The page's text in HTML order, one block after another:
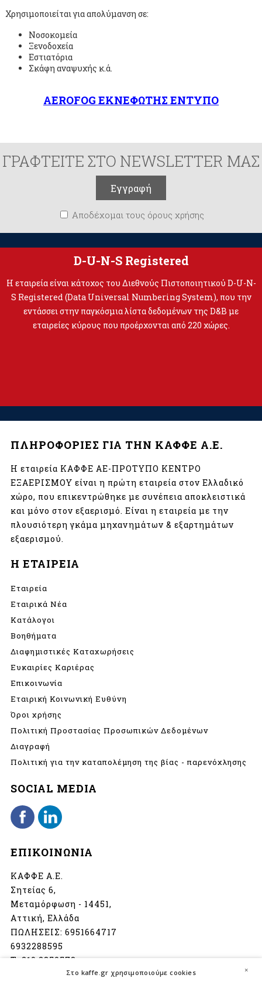
Χρησιμοποιείται για απολύμανση σε:
Νοσοκομεία
Ξενοδοχεία
Εστιατόρια
Σκάφη αναψυχής κ.ά.
AEROFOG ΕΚΝΕΦΩΤΗΣ ΕΝΤΥΠΟ
ΓΡΑΦΤΕΙΤΕ ΣΤΟ NEWSLETTER ΜΑΣ
Αποδέχομαι τους όρους χρήσης
D-U-N-S Registered
Η εταιρεία είναι κάτοχος του Διεθνούς Πιστοποιητικού D-U-N-
S Registered (Data Universal Numbering System), που την
εντάσσει στην παγκόσμια λίστα δεδομένων της D&B με
εταιρείες κύρους που προέρχονται από 220 χώρες.
ΠΛΗΡΟΦΟΡΙΕΣ ΓΙΑ ΤΗΝ ΚΑΦΦΕ Α.Ε.
Η εταιρεία ΚΑΦΦΕ ΑΕ-ΠΡΟΤΥΠΟ ΚΕΝΤΡΟ
ΕΞΑΕΡΙΣΜΟΥ είναι η πρώτη εταιρεία στον Ελλαδικό
χώρο, που επικεντρώθηκε με συνέπεια αποκλειστικά
και μόνο στον εξαερισμό. Είναι η εταιρεία με την
πλουσιότερη γκάμα μηχανημάτων & εξαρτημάτων
εξαερισμού.
Η ΕΤΑΙΡΕΙΑ
Εταιρεία
Εταιρικά Νέα
Κατάλογοι
Βοηθήματα
Διαφημιστικές Καταχωρήσεις
Ευκαιρίες Καριέρας
Επικοινωνία
Εταιρική Κοινωνική Ευθύνη
Όροι χρήσης
Πολιτική Προστασίας Προσωπικών Δεδομένων
Διαγραφή
Πολιτική για την καταπολέμηση της βίας - παρενόχλησης
SOCIAL MEDIA
ΕΠΙΚΟΙΝΩΝΙΑ
ΚΑΦΦΕ Α.Ε.
Σητείας 6,
Μεταμόρφωση - 14451,
Αττική, Ελλάδα
ΠΩΛΗΣΕΙΣ: 6951664717
6932288595
Τ:210 2850573
info@kaffe.gr
×
Στο kaffe.gr χρησιμοποιούμε cookies